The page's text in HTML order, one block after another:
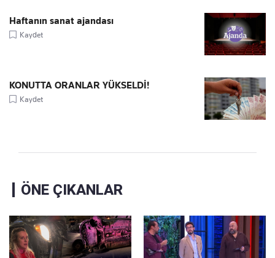
Haftanın sanat ajandası
Kaydet
KONUTTA ORANLAR YÜKSELDİ!
Kaydet
ÖNE ÇIKANLAR